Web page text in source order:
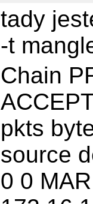
tady
-t
Chain
pkts
source
0 0